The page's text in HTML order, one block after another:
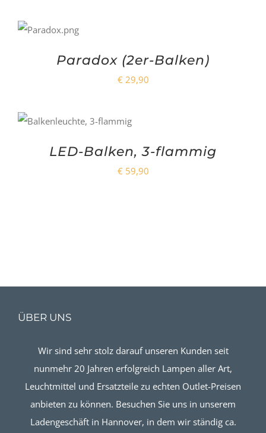
Paradox (2er-Balken)
€ 29,90
LED-Balken, 3-flammig
€ 59,90
ÜBER UNS
Wir sind sehr stolz darauf unseren Kunden seit
nunmehr 20 Jahren erfolgreich Lampen aller Art,
Leuchtmittel und Ersatzteile zu echten Outlet-Preisen
anbieten zu können. Besuchen Sie uns in unserem
Ladengeschäft in Hannover, in dem wir ständig ca.